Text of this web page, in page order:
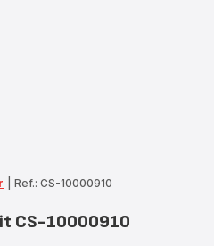
Ref.: CS-10000910
CS-10000910